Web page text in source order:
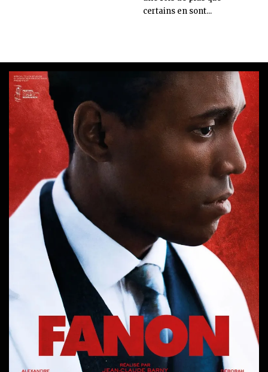
certains en sont...